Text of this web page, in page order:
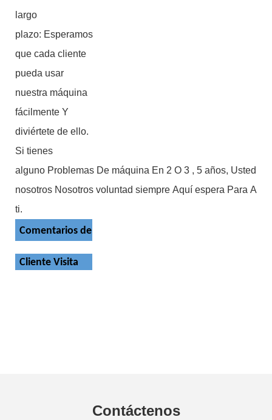
largo
plazo: Esperamos
que cada cliente
pueda usar
nuestra máquina
fácilmente Y
diviértete de ello.
Si tienes
alguno Problemas De máquina En 2 O 3 , 5 años, Usted
nosotros Nosotros voluntad siempre Aquí espera Para A
ti.
Comentarios del cliente
Cliente Visita
Contáctenos